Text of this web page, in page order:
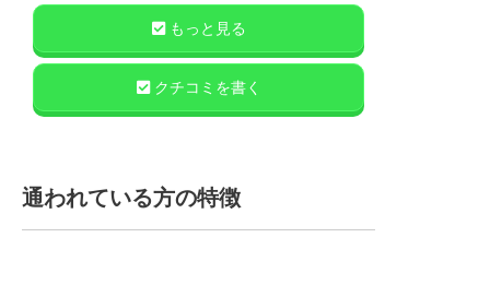
もっと見る
クチコミを書く
通われている方の特徴